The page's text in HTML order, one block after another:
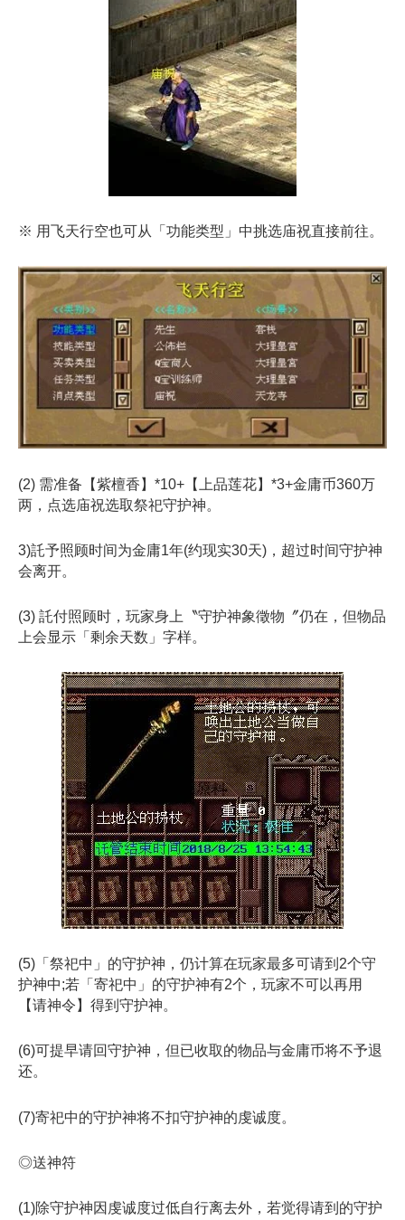
※ 用飞天行空也可从「功能类型」中挑选庙祝直接前往。
(2) 需准备【紫檀香】*10+【上品莲花】*3+金庸币360万
两，点选庙祝选取祭祀守护神。
3)託予照顾时间为金庸1年(约现实30天)，超过时间守护神
会离开。
(3) 託付照顾时，玩家身上〝守护神象徵物〞仍在，但物品
上会显示「剩余天数」字样。
(5)「祭祀中」的守护神，仍计算在玩家最多可请到2个守
护神中;若「寄祀中」的守护神有2个，玩家不可以再用
【请神令】得到守护神。
(6)可提早请回守护神，但已收取的物品与金庸币将不予退
还。
(7)寄祀中的守护神将不扣守护神的虔诚度。
◎送神符
(1)除守护神因虔诚度过低自行离去外，若觉得请到的守护